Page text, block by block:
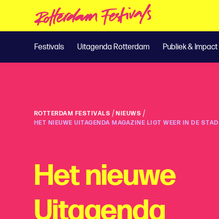
Festivals Uitagenda Rotterdam Publiek & Impact
ROTTERDAM FESTIVALS / NIEUWS /
HET NIEUWE UITAGENDA MAGAZINE LIGT WEER IN DE
Het nieuwe
Uitagenda